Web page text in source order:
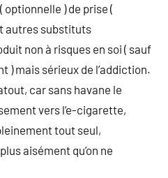
) de prise (
autres substituts
non à risques en soi ( sauf
) mais sérieux de l’addiction.
car sans havane le
vers l’e-cigarette,
tout seul,
aisément qu’on ne